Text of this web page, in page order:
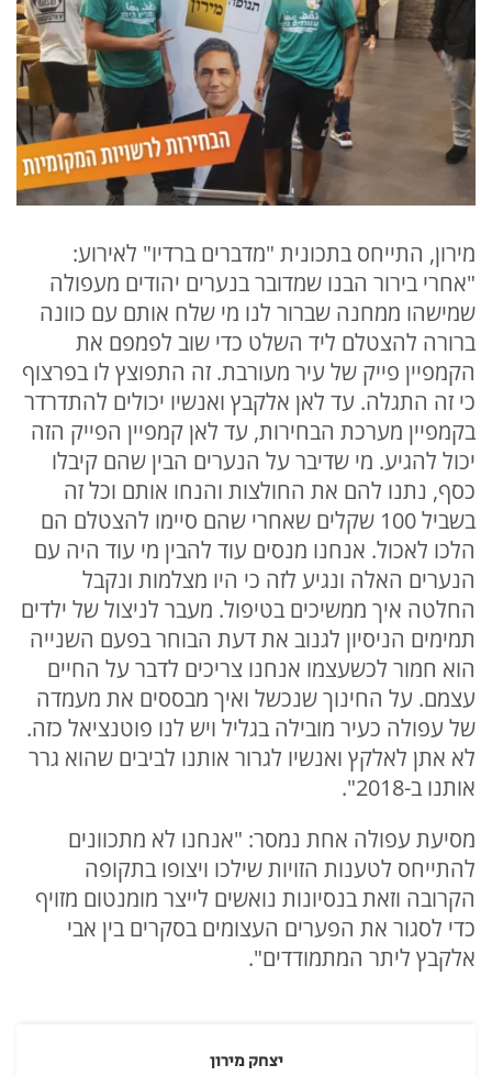
מירון, התייחס בתכונית "מדברים ברדיו" לאירוע:
"אחרי בירור הבנו שמדובר בנערים יהודים מעפולה
שמישהו ממחנה שברור לנו מי שלח אותם עם כוונה
ברורה להצטלם ליד השלט כדי שוב לפמפם את
הקמפיין פייק של עיר מעורבת. זה התפוצץ לו בפרצוף
כי זה התגלה. עד לאן אלקבץ ואנשיו יכולים להתדרדר
בקמפיין מערכת הבחירות, עד לאן קמפיין הפייק הזה
יכול להגיע. מי שדיבר על הנערים הבין שהם קיבלו
כסף, נתנו להם את החולצות והנחו אותם וכל זה
בשביל 100 שקלים שאחרי שהם סיימו להצטלם הם
הלכו לאכול. אנחנו מנסים עוד להבין מי עוד היה עם
הנערים האלה ונגיע לזה כי היו מצלמות ונקבל
החלטה איך ממשיכים בטיפול. מעבר לניצול של ילדים
תמימים הניסיון לגנוב את דעת הבוחר בפעם השנייה
הוא חמור לכשעצמו אנחנו צריכים לדבר על החיים
עצמם. על החינוך שנכשל ואיך מבססים את מעמדה
של עפולה כעיר מובילה בגליל ויש לנו פוטנציאל כזה.
לא אתן לאלקץ ואנשיו לגרור אותנו לביבים שהוא גרר
אותנו ב-2018".
מסיעת עפולה אחת נמסר: "אנחנו לא מתכוונים
להתייחס לטענות הזויות שילכו ויצופו בתקופה
הקרובה וזאת בנסיונות נואשים לייצר מומנטום מזויף
כדי לסגור את הפערים העצומים בסקרים בין אבי
אלקבץ ליתר המתמודדים".
יצחק מירון